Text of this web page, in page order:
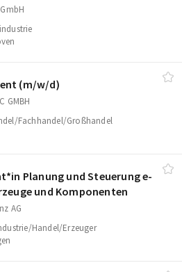
(m/​w/​d)
GMBH
Fachhandel/Großhandel
Planung und Steuerung e-
und Komponenten
AG
Handel/Erzeuger